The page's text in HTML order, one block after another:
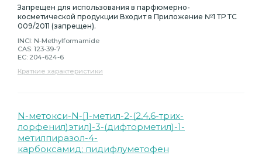
Запрещен для использования в парфюмерно-
косметической продукции Входит в Приложение №1 ТР ТС
009/2011 (запрещен).
INCI: N-Methylformamide
CAS: 123-39-7
EC: 204-624-6
Краткие характеристики
N-метокси-N-[1-метил-2-(2,4,6-трих-
лорфенил)этил]-3-(дифторметил)-1-
метилпиразол-4-
карбоксамид; пидифлуметофен